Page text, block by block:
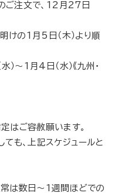
ご注文で、12月27日
けの1月5日（木）より順
～1月4日（水）《九州・
はご容赦願います。
も、上記スケジュールと
は数日～1週間ほどでの